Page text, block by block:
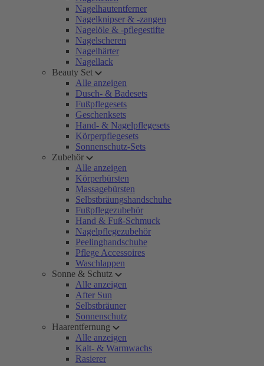
Nagelhautentferner
Nagelknipser & -zangen
Nagelöle & -pflegestifte
Nagelscheren
Nagelhärter
Nagellack
Beauty Set
Alle anzeigen
Dusch- & Badesets
Fußpflegesets
Geschenksets
Hand- & Nagelpflegesets
Körperpflegesets
Sonnenschutz-Sets
Zubehör
Alle anzeigen
Körperbürsten
Massagebürsten
Selbstbräungshandschuhe
Fußpflegezubehör
Hand & Fuß-Schmuck
Nagelpflegezubehör
Peelinghandschuhe
Pflege Accessoires
Waschlappen
Sonne & Schutz
Alle anzeigen
After Sun
Selbstbräuner
Sonnenschutz
Haarentfernung
Alle anzeigen
Kalt- & Warmwachs
Rasierer